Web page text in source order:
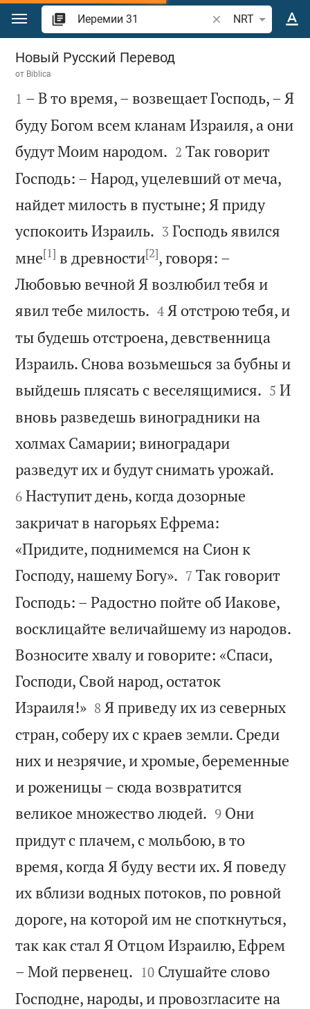
Перейти к содержанию
Поиск по отрывку
NRT
Иеремии 31
Новый Русский Перевод
от Biblica

1 – В то время, – возвещает Господь, – Я
буду Богом всем кланам Израиля, а они
будут Моим народом. 

2 Так говорит
Господь: – Народ, уцелевший от меча,
найдет милость в пустыне; Я приду
успокоить Израиль. 

3 Господь явился
мне[1] в древности[2], говоря: –
Любовью вечной Я возлюбил тебя и
явил тебе милость. 

4 Я отстрою тебя, и
ты будешь отстроена, девственница
Израиль. Снова возьмешься за бубны и
выйдешь плясать с веселящимися. 

5 И
вновь разведешь виноградники на
холмах Самарии; виноградари
разведут их и будут снимать урожай.
6 Наступит день, когда дозорные
закричат в нагорьях Ефрема:
«Придите, поднимемся на Сион к
Господу, нашему Богу». 

7 Так говорит
Господь: – Радостно пойте об Иакове,
восклицайте величайшему из народов.
Возносите хвалу и говорите: «Спаси,
Господи, Свой народ, остаток
Израиля!»
8 Я приведу их из северных
стран, соберу их с краев земли. Среди
них и незрячие, и хромые, беременные
и роженицы – сюда возвратится
великое множество людей. 

9 Они
придут с плачем, с мольбою, в то
время, когда Я буду вести их. Я поведу
их вблизи водных потоков, по ровной
дороге, на которой им не споткнуться,
так как стал Я Отцом Израилю, Ефрем
– Мой первенец. 

10 Слушайте слово
Господне, народы, и провозгласите на